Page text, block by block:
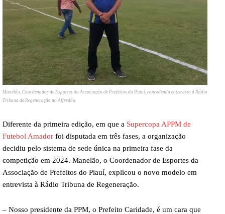
Manelão, Coordenador de Esportes da Associação de Prefeitos do Piauí, concedendo entrevista à Rádio
Tribuna de Regeneração no Alfredão.
Diferente da primeira edição, em que a Supercopa APPM de
Futebol Amador foi disputada em três fases, a organização
decidiu pelo sistema de sede única na primeira fase da
competição em 2024. Manelão, o Coordenador de Esportes da
Associação de Prefeitos do Piauí, explicou o novo modelo em
entrevista à Rádio Tribuna de Regeneração.
– Nosso presidente da PPM, o Prefeito Caridade, é um cara que